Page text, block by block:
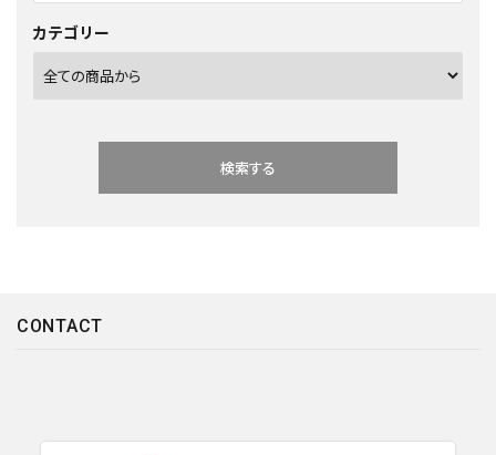
カテゴリー
検索する
カテゴリー
CONTACT